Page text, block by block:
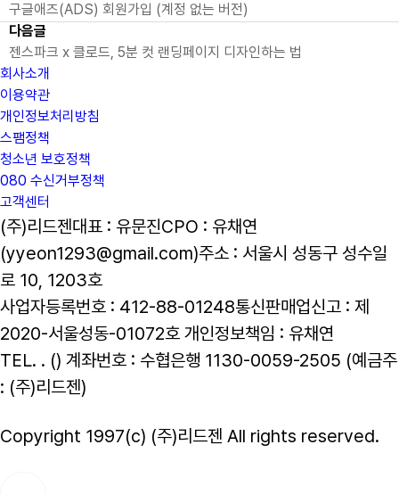
구글애즈(ADS) 회원가입 (계정 없는 버전)
다음글
젠스파크 x 클로드, 5분 컷 랜딩페이지 디자인하는 법
회사소개
이용약관
개인정보처리방침
스팸정책
청소년 보호정책
080 수신거부정책
고객센터
(주)리드젠대표 : 유문진CPO : 유채연
(yyeon1293@gmail.com)주소 : 서울시 성동구 성수일
로 10, 1203호
사업자등록번호 : 412-88-01248통신판매업신고 : 제
2020-서울성동-01072호 개인정보책임 : 유채연
TEL. . () 계좌번호 : 수협은행 1130-0059-2505 (예금주
: (주)리드젠)
Copyright 1997(c) (주)리드젠 All rights reserved.